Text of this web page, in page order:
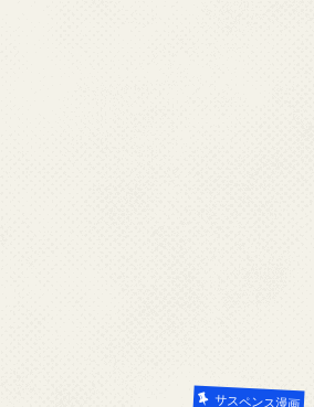
サスペンス漫画